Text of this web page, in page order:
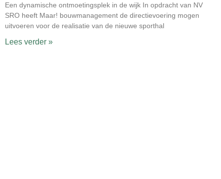
Een dynamische ontmoetingsplek in de wijk In opdracht van NV
SRO heeft Maar! bouwmanagement de directievoering mogen
uitvoeren voor de realisatie van de nieuwe sporthal
Lees verder »